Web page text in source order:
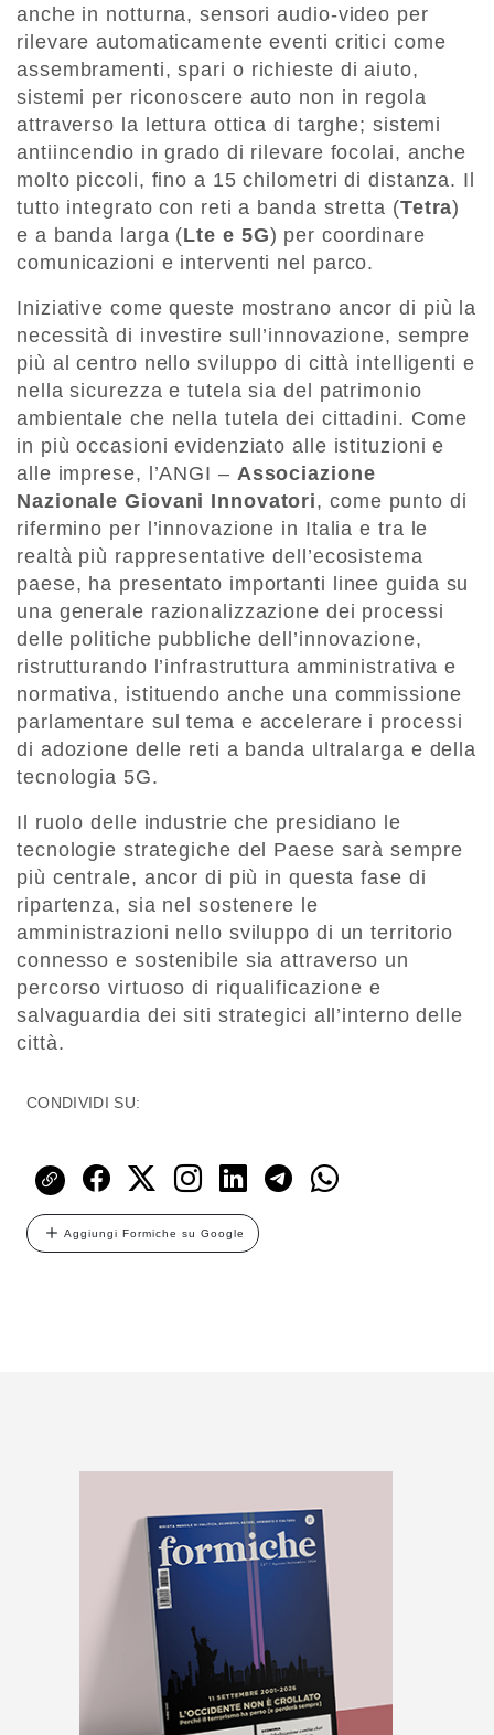
anche in notturna, sensori audio-video per
rilevare automaticamente eventi critici come
assembramenti, spari o richieste di aiuto,
sistemi per riconoscere auto non in regola
attraverso la lettura ottica di targhe; sistemi
antiincendio in grado di rilevare focolai, anche
molto piccoli, fino a 15 chilometri di distanza. Il
tutto integrato con reti a banda stretta (Tetra)
e a banda larga (Lte e 5G) per coordinare
comunicazioni e interventi nel parco.
Iniziative come queste mostrano ancor di più la
necessità di investire sull’innovazione, sempre
più al centro nello sviluppo di città intelligenti e
nella sicurezza e tutela sia del patrimonio
ambientale che nella tutela dei cittadini. Come
in più occasioni evidenziato alle istituzioni e
alle imprese, l’ANGI – Associazione
Nazionale Giovani Innovatori, come punto di
rifermino per l’innovazione in Italia e tra le
realtà più rappresentative dell’ecosistema
paese, ha presentato importanti linee guida su
una generale razionalizzazione dei processi
delle politiche pubbliche dell’innovazione,
ristrutturando l’infrastruttura amministrativa e
normativa, istituendo anche una commissione
parlamentare sul tema e accelerare i processi
di adozione delle reti a banda ultralarga e della
tecnologia 5G.
Il ruolo delle industrie che presidiano le
tecnologie strategiche del Paese sarà sempre
più centrale, ancor di più in questa fase di
ripartenza, sia nel sostenere le
amministrazioni nello sviluppo di un territorio
connesso e sostenibile sia attraverso un
percorso virtuoso di riqualificazione e
salvaguardia dei siti strategici all’interno delle
città.
CONDIVIDI SU:
Aggiungi Formiche su Google